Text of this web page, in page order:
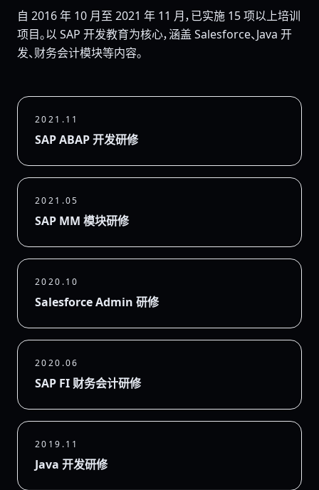
自 2016 年 10 月至 2021 年 11 月，已实施 15 项以上培训
项目。以 SAP 开发教育为核心，涵盖 Salesforce、Java 开
发、财务会计模块等内容。
2021.11
SAP ABAP 开发研修
2021.05
SAP MM 模块研修
2020.10
Salesforce Admin 研修
2020.06
SAP FI 财务会计研修
2019.11
Java 开发研修